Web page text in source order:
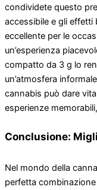
condividete questo
accessibile e gli effetti
eccellente per le
un’esperienza
compatto da 3 g lo
un’atmosfera
cannabis può dare
esperienze
Conclusione:
Nel mondo della
perfetta